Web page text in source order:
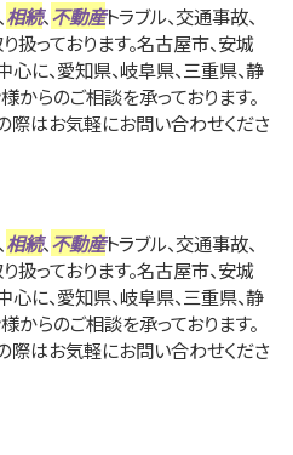
相続、不動産トラブル、交通事故、
っております。名古屋市、安城
に、愛知県、岐阜県、三重県、静
からのご相談を承っております。
際はお気軽にお問い合わせくださ
相続、不動産トラブル、交通事故、
っております。名古屋市、安城
に、愛知県、岐阜県、三重県、静
からのご相談を承っております。
際はお気軽にお問い合わせくださ